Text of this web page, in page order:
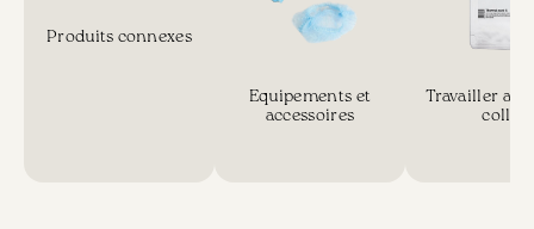
Produits connexes
Equipements et
accessoires
Travailler
colle